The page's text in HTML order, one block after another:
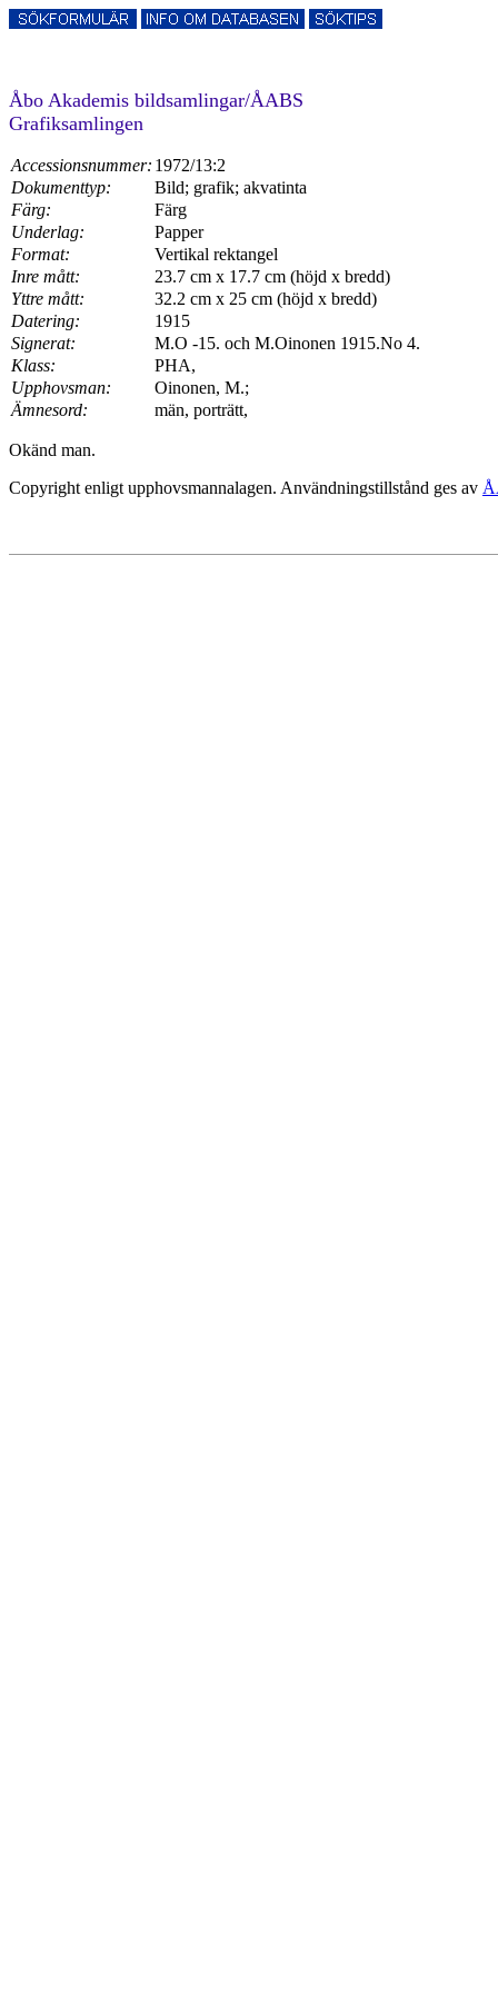
Åbo Akademis bildsamlingar/ÅABS
Grafiksamlingen
Accessionsnummer: 1972/13:2
Dokumenttyp:
Bild; grafik; akvatinta
Färg:
Färg
Underlag:
Papper
Format:
Vertikal rektangel
Inre mått:
23.7 cm x 17.7 cm (höjd x bredd)
Yttre mått:
32.2 cm x 25 cm (höjd x bredd)
Datering:
1915
Signerat:
M.O -15. och M.Oinonen 1915.No 4.
Klass:
PHA,
Upphovsman:
Oinonen, M.;
Ämnesord:
män, porträtt,
Okänd man.
Copyright enligt upphovsmannalagen. Användningstillstånd ges av